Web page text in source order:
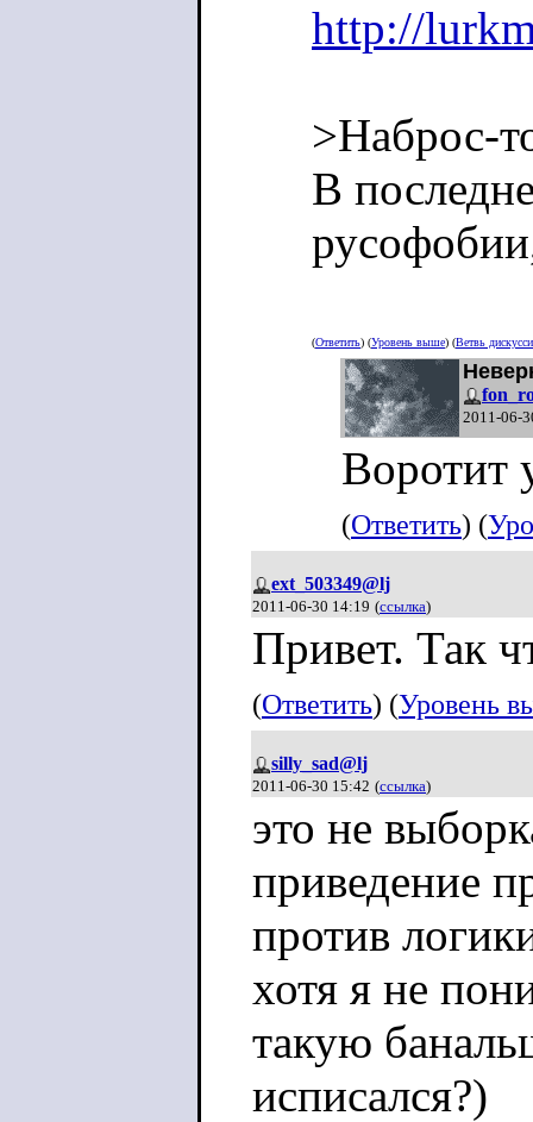
http://
>Наброс-
В
(Ответить) (Уровень выше) (Ветвь
2011-06-
Воротит
(Ответить) (
ext_503349@lj
2011-06-30 14:19 (ссылка)
Привет. Так
(Ответить) (Уровень
silly_sad@lj
2011-06-30 15:42 (ссылка)
это не
приведение
против
хотя я не
такую
исписался?)